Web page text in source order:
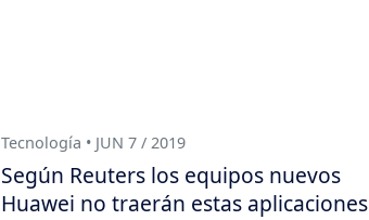
Tecnología • JUN 7 / 2019
Según Reuters los equipos nuevos
Huawei no traerán estas aplicaciones